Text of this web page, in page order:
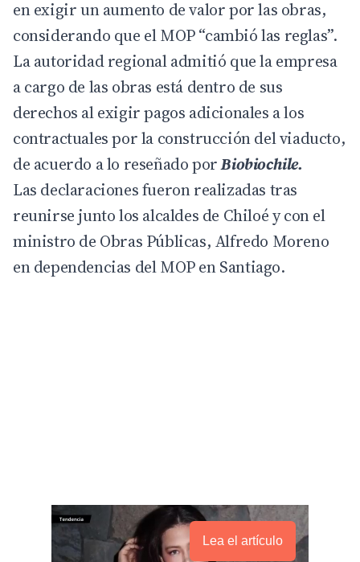
en exigir un aumento de valor por las obras,
considerando que el MOP “cambió las reglas”.
La autoridad regional admitió que la empresa
a cargo de las obras está dentro de sus
derechos al exigir pagos adicionales a los
contractuales por la construcción del viaducto,
de acuerdo a lo reseñado porBiobiochile.
Las declaraciones fueron realizadas tras
reunirse junto los alcaldes de Chiloé y con el
ministro de Obras Públicas, Alfredo Moreno
en dependencias del MOP en Santiago.
Lea el artículo